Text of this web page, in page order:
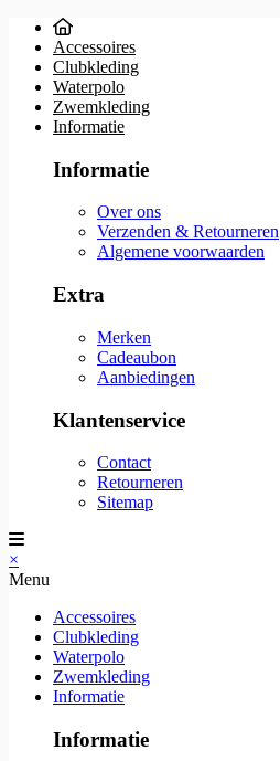
Accessoires
Clubkleding
Waterpolo
Zwemkleding
Informatie
Informatie
Over ons
Verzenden & Retourneren
Algemene voorwaarden
Extra
Merken
Cadeaubon
Aanbiedingen
Klantenservice
Contact
Retourneren
Sitemap
×
Menu
Accessoires
Clubkleding
Waterpolo
Zwemkleding
Informatie
Informatie